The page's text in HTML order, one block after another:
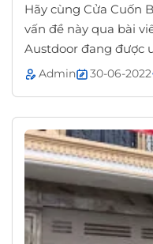
Hãy cùng Cửa Cuốn
vấn đề này qua bài
Austdoor đang được
Admin 30-06-2022